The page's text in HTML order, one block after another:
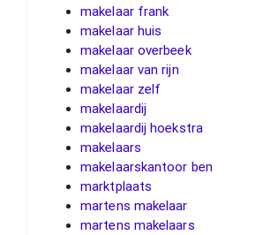
makelaar frank
makelaar huis
makelaar overbeek
makelaar van rijn
makelaar zelf
makelaardij
makelaardij hoekstra
makelaars
makelaarskantoor ben
marktplaats
martens makelaar
martens makelaars